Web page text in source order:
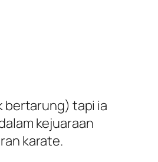
bertarung) tapi ia
kejuaraan
karate.